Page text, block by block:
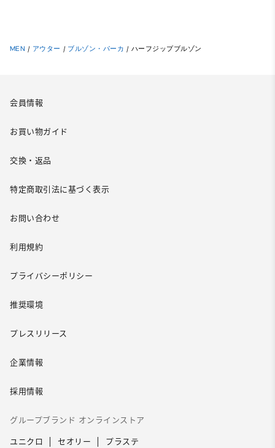
MEN / アウター / ブルゾン・パーカ / ハーフジップブルゾン
会員情報
お買い物ガイド
交換・返品
特定商取引法に基づく表示
お問い合わせ
利用規約
プライバシーポリシー
推奨環境
プレスリリース
企業情報
採用情報
グループブランド オンラインストア
ユニクロ セオリー プラステ